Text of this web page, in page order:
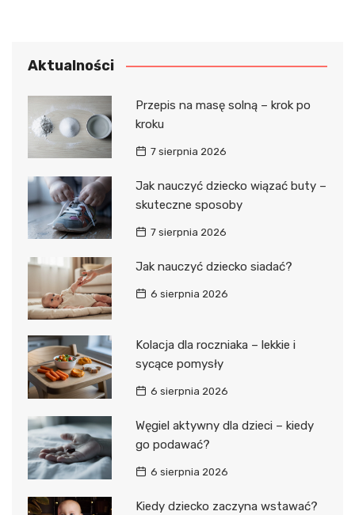
Aktualności
Przepis na masę solną – krok po
kroku
7 sierpnia 2026
Jak nauczyć dziecko wiązać buty –
skuteczne sposoby
7 sierpnia 2026
Jak nauczyć dziecko siadać?
6 sierpnia 2026
Kolacja dla roczniaka – lekkie i
sycące pomysły
6 sierpnia 2026
Węgiel aktywny dla dzieci – kiedy
go podawać?
6 sierpnia 2026
Kiedy dziecko zaczyna wstawać?